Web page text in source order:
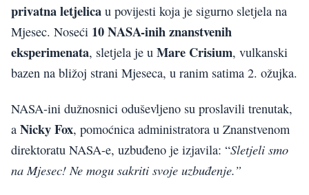
privatna letjelica u povijesti koja je sigurno sletjela na
Mjesec. Noseći 10 NASA-inih znanstvenih
eksperimenata, sletjela je u Mare Crisium, vulkanski
bazen na bližoj strani Mjeseca, u ranim satima 2. ožujka.
NASA-ini dužnosnici oduševljeno su proslavili trenutak,
a Nicky Fox, pomoćnica administratora u Znanstvenom
direktoratu NASA-e, uzbuđeno je izjavila: “Sletjeli smo
na Mjesec! Ne mogu sakriti svoje uzbuđenje.”